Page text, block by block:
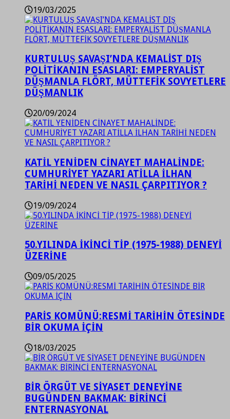
19/03/2025
KURTULUŞ SAVAŞI’NDA KEMALİST DIŞ
POLİTİKANIN ESASLARI: EMPERYALİST
DÜŞMANLA FLÖRT, MÜTTEFİK SOVYETLERE
DÜŞMANLIK
20/09/2024
KATİL YENİDEN CİNAYET MAHALİNDE:
CUMHURİYET YAZARI ATİLLA İLHAN
TARİHİ NEDEN VE NASIL ÇARPITIYOR ?
19/09/2024
50.YILINDA İKİNCİ TİP (1975-1988) DENEYİ
ÜZERİNE
09/05/2025
PARİS KOMÜNÜ:RESMİ TARİHİN ÖTESİNDE
BİR OKUMA İÇİN
18/03/2025
BİR ÖRGÜT VE SİYASET DENEYİNE
BUGÜNDEN BAKMAK: BİRİNCİ
ENTERNASYONAL